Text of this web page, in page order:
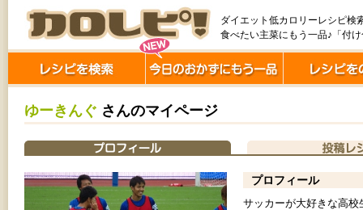
ダイエット低カロリーレシピ検
食べたい主菜にもう一品♪「付
ゆーきんぐ さんのマイページ
プロフィール
サッカーが大好きな高校